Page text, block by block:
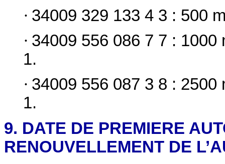
· 34009 329 133 4 3 : 500
· 34009 556 086 7 7 :
1.
· 34009 556 087 3 8 :
1.
9. DATE DE PREMIERE
RENOUVELLEMENT DE